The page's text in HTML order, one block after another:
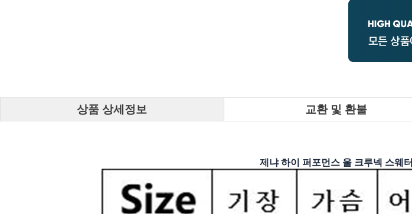
상품 상세정보 교환 및 환불
제냐 하이 퍼포먼스 울 크루넥 스웨터